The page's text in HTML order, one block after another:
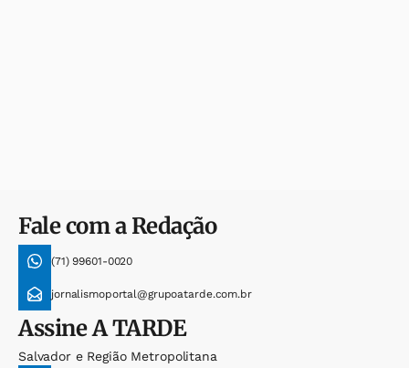
Fale com a Redação
(71) 99601-0020
jornalismoportal@grupoatarde.com.br
AssineA TARDE
Salvador e Região Metropolitana